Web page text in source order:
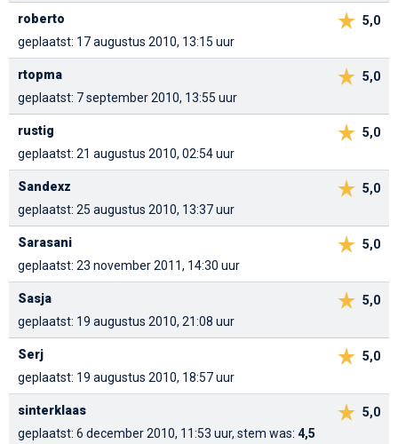
5,0
roberto
geplaatst: 17 augustus 2010, 13:15 uur
5,0
rtopma
geplaatst: 7 september 2010, 13:55 uur
5,0
rustig
geplaatst: 21 augustus 2010, 02:54 uur
5,0
Sandexz
geplaatst: 25 augustus 2010, 13:37 uur
5,0
Sarasani
geplaatst: 23 november 2011, 14:30 uur
5,0
Sasja
geplaatst: 19 augustus 2010, 21:08 uur
5,0
Serj
geplaatst: 19 augustus 2010, 18:57 uur
5,0
sinterklaas
geplaatst: 6 december 2010, 11:53 uur, stem was: 4,5